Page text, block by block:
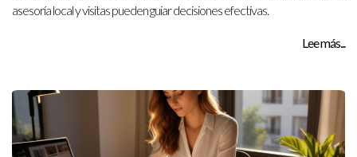
asesoría local y visitas pueden guiar decisiones efectivas.
Lee más...